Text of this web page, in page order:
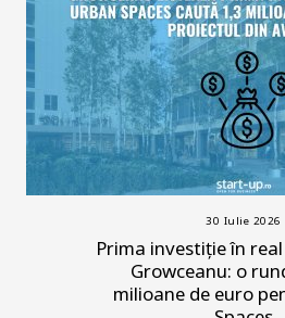
30 Iulie 2026
Prima investiție în
Growceanu: o
milioane de euro